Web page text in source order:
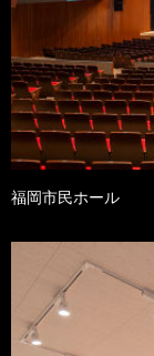
福岡市民ホール